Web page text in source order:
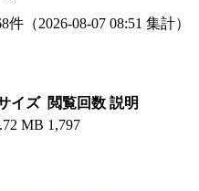
件 （2026-08-07 08:51 集計）
イズ 閲覧回数 説明
MB 1,797